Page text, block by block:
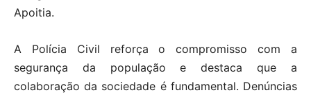
Apoitia.
A Polícia Civil reforça o compromisso com a
segurança da população e destaca que a
colaboração da sociedade é fundamental. Denúncias